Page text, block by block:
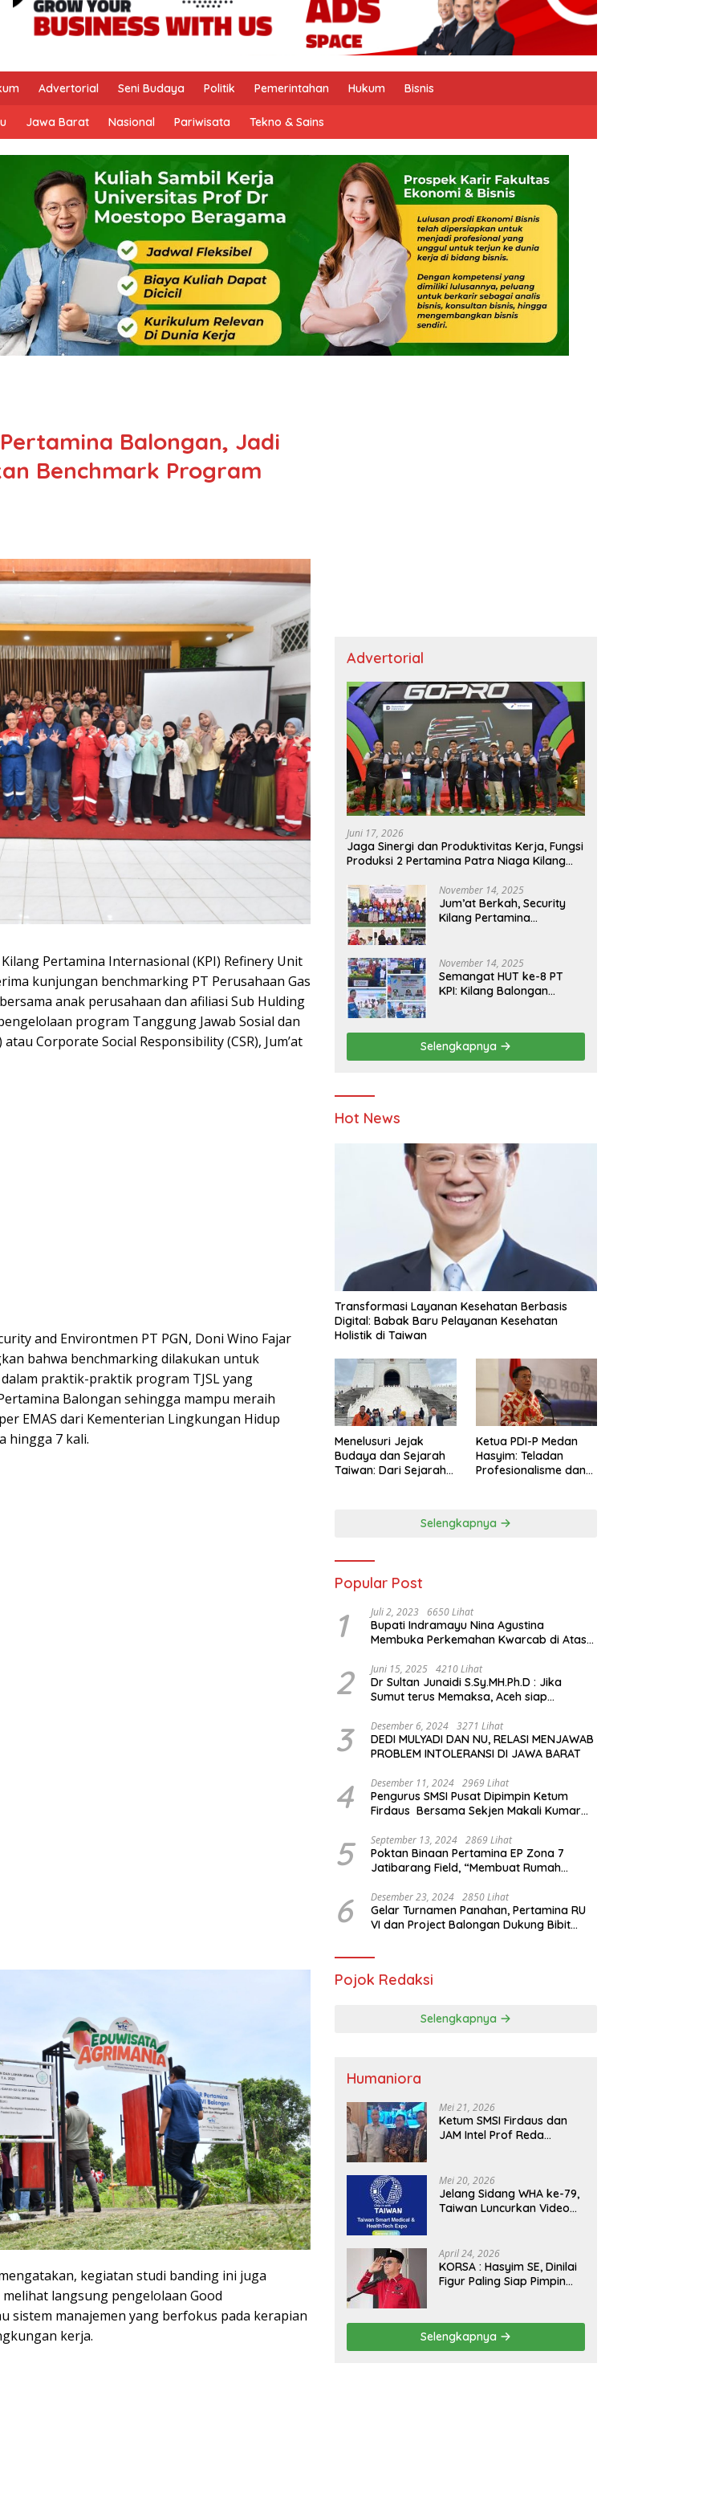
Advertorial Seni Budaya Politik Pemerintahan Hukum Bisnis
Jawa Barat Nasional Pariwisata Tekno & Sains
Balongan, Jadi
Benchmark Program
Kilang Pertamina Internasional (KPI) Refinery Unit
kunjungan benchmarking PT Perusahaan Gas
anak perusahaan dan afiliasi Sub Hulding
program Tanggung Jawab Sosial dan
Corporate Social Responsibility (CSR), Jum’at
and Environtmen PT PGN, Doni Wino Fajar
bahwa benchmarking dilakukan untuk
praktik-praktik program TJSL yang
Balongan sehingga mampu meraih
EMAS dari Kementerian Lingkungan Hidup
hingga 7 kali.
kegiatan studi banding ini juga
langsung pengelolaan Good
sistem manajemen yang berfokus pada kerapian
kerja.
Advertorial
Juni 17, 2026
Jaga Sinergi dan Produktivitas Kerja, Fungsi
Produksi 2 Pertamina Patra Niaga Kilang
November 14, 2025
Jum’at Berkah, Security
Kilang Pertamina
November 14, 2025
Semangat HUT ke-8 PT
KPI: Kilang Balongan
Berbagi Bersama
Penyandang Disabilitas
dan Yayasan Pendidikan
Selengkapnya
Hot News
Transformasi Layanan Kesehatan Berbasis
Digital: Babak Baru Pelayanan Kesehatan
Holistik di Taiwan
Menelusuri Jejak
Budaya dan Sejarah
Taiwan: Dari Sejarah
Sejarah Chiang Kai-
Ketua PDI-P Medan
Hasyim: Teladan
Profesionalisme dan
Selengkapnya
Popular Post
1 Juli 2, 2023 6650 Lihat
Bupati Indramayu Nina Agustina
Membuka Perkemahan Kwarcab di Atas
2 Juni 15, 2025 4210 Lihat
Dr Sultan Junaidi S.Sy.MH.Ph.D : Jika
Sumut terus Memaksa, Aceh siap
Internasional
3 Desember 6, 2024 3271 Lihat
DEDI MULYADI DAN NU, RELASI MENJAWAB
PROBLEM INTOLERANSI DI JAWA BARAT
4 Desember 11, 2024 2969 Lihat
Pengurus SMSI Pusat Dipimpin Ketum
Firdaus Bersama Sekjen Makali Kumar
Yusuf
5 September 13, 2024 2869 Lihat
Poktan Binaan Pertamina EP Zona 7
Jatibarang Field, “Membuat Rumah
Tikus
6 Desember 23, 2024 2850 Lihat
Gelar Turnamen Panahan, Pertamina RU
VI dan Project Balongan Dukung Bibit
Pojok Redaksi
Selengkapnya
Humaniora
Mei 21, 2026
Ketum SMSI Firdaus dan
JAM Intel Prof Reda
SMSI Sukseskan Jaga
Desa dan Jaga Dapur
MBG, Perkuat Pengawasan
Mei 20, 2026
Jelang Sidang WHA ke-79,
Taiwan Luncurkan Video
Inovasi Kesehatan Global
April 24, 2026
KORSA : Hasyim SE, Dinilai
Figur Paling Siap Pimpin
Selengkapnya